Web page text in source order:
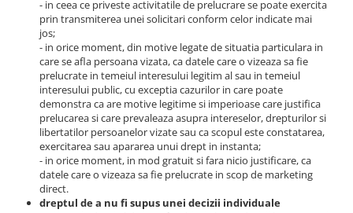
- in ceea ce priveste activitatile de prelucrare se poate exercita
prin transmiterea unei solicitari conform celor indicate mai
jos;
- in orice moment, din motive legate de situatia particulara in
care se afla persoana vizata, ca datele care o vizeaza sa fie
prelucrate in temeiul interesului legitim al sau in temeiul
interesului public, cu exceptia cazurilor in care poate
demonstra ca are motive legitime si imperioase care justifica
prelucarea si care prevaleaza asupra intereselor, drepturilor si
libertatilor persoanelor vizate sau ca scopul este constatarea,
exercitarea sau apararea unui drept in instanta;
- in orice moment, in mod gratuit si fara nicio justificare, ca
datele care o vizeaza sa fie prelucrate in scop de marketing
direct.
dreptul de a nu fi supus unei decizii individuale